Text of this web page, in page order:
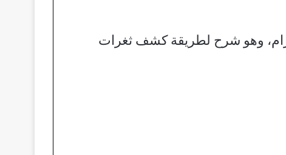
وهو شرح لطريقة كشف ثغرات